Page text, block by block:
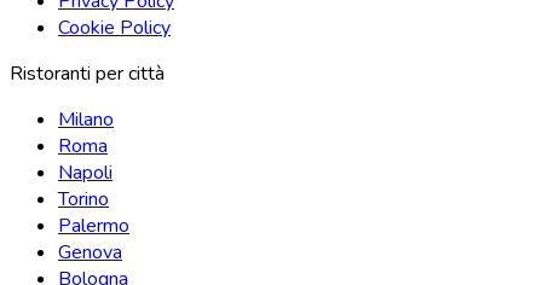
Cookie Policy
Ristoranti per città
Milano
Roma
Napoli
Torino
Palermo
Genova
Bologna